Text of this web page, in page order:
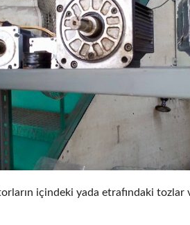
içindeki yada etrafındaki